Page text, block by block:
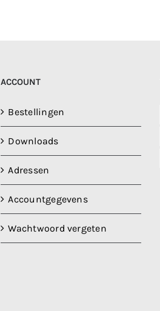
ACCOUNT
Bestellingen
Downloads
Adressen
Accountgegevens
Wachtwoord vergeten